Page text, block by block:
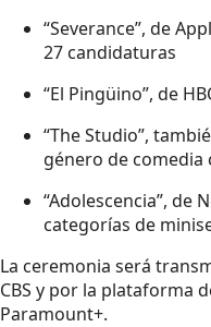
“Severance”, de
27 candidaturas
“El Pingüino”, de
“The Studio”,
género de comedia
“Adolescencia”, de
categorías de
La ceremonia será
CBS y por la plataforma
Paramount+.